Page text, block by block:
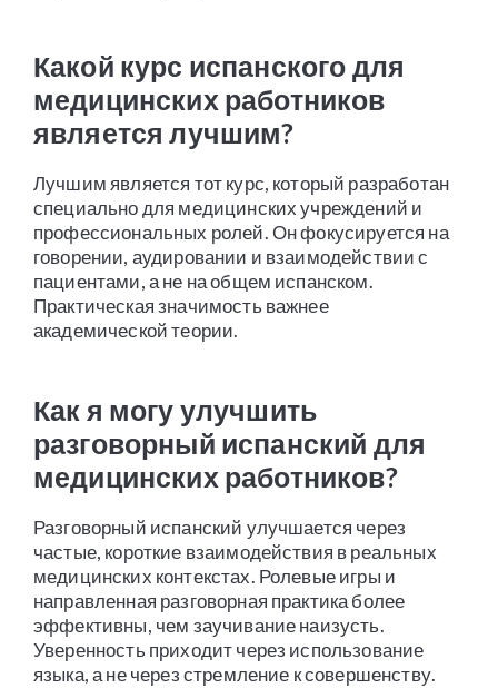
Какой курс испанского для
медицинских работников
является лучшим?
Лучшим является тот курс, который разработан
специально для медицинских учреждений и
профессиональных ролей. Он фокусируется на
говорении, аудировании и взаимодействии с
пациентами, а не на общем испанском.
Практическая значимость важнее
академической теории.
Как я могу улучшить
разговорный испанский для
медицинских работников?
Разговорный испанский улучшается через
частые, короткие взаимодействия в реальных
медицинских контекстах. Ролевые игры и
направленная разговорная практика более
эффективны, чем заучивание наизусть.
Уверенность приходит через использование
языка, а не через стремление к совершенству.